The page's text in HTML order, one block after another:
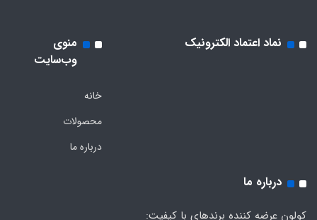
نماد اعتماد الکترونیک
منوی
وب‌سایت
خانه
محصولات
درباره ما
درباره ما
کولون عرضه کننده برندهای با کیفیت: